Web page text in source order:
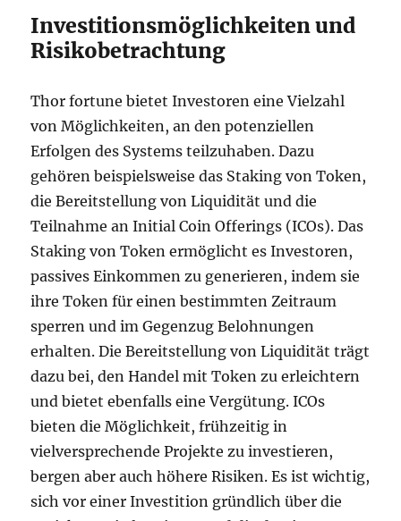
Investitionsmöglichkeiten und
Risikobetrachtung
Thor fortune bietet Investoren eine Vielzahl
von Möglichkeiten, an den potenziellen
Erfolgen des Systems teilzuhaben. Dazu
gehören beispielsweise das Staking von Token,
die Bereitstellung von Liquidität und die
Teilnahme an Initial Coin Offerings (ICOs). Das
Staking von Token ermöglicht es Investoren,
passives Einkommen zu generieren, indem sie
ihre Token für einen bestimmten Zeitraum
sperren und im Gegenzug Belohnungen
erhalten. Die Bereitstellung von Liquidität trägt
dazu bei, den Handel mit Token zu erleichtern
und bietet ebenfalls eine Vergütung. ICOs
bieten die Möglichkeit, frühzeitig in
vielversprechende Projekte zu investieren,
bergen aber auch höhere Risiken. Es ist wichtig,
sich vor einer Investition gründlich über die